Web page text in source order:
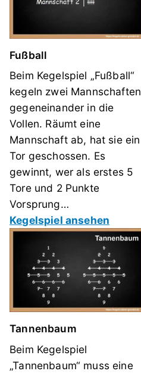
Fußball
Beim Kegelspiel „Fußball“
kegeln zwei Mannschaften
gegeneinander in die
Vollen. Räumt eine
Mannschaft ab, hat sie ein
Tor geschossen. Es
gewinnt, wer als erstes 5
Tore und 2 Punkte
Vorsprung…
Kegelspiel ansehen
Tannenbaum
Beim Kegelspiel
„Tannenbaum“ muss eine